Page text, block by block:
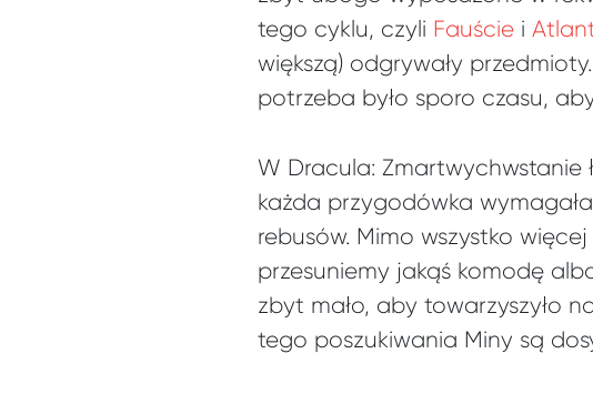
tego cyklu, czyli Fauście i
większą) odgrywały
potrzeba było sporo czasu,
W Dracula: Zmartwychwstanie
każda przygodówka
rebusów. Mimo wszystko
przesuniemy jakąś komodę
zbyt mało, aby towarzyszyło
tego poszukiwania Miny są